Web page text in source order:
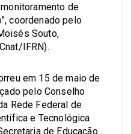
de
coordenado pelo
Souto,
IFRN).
em 15 de maio de
pelo Conselho
Rede Federal de
e Tecnológica
de Educação